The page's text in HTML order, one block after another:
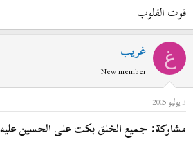
قوت القلوب
غ غريب
New member
3 يوليو 2005
مشاركة: جميع الخلق بكت على الحسين عليه